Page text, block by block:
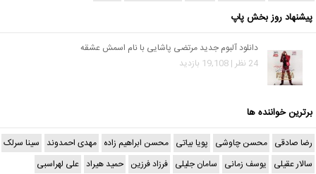
پیشنهاد روز بخش پاپ
دانلود آلبوم جدید مرتضی پاشایی با نام اسمش عشقه
24 نظر | 19,108 بازدید
برترین خواننده ها
رضا صادقی محسن چاوشی پویا بیاتی محسن ابراهیم زاده مهدی احمدوند سینا سرلک
سالار عقیلی یوسف زمانی سامان جلیلی فرزاد فرزین حمید هیراد علی لهراسبی